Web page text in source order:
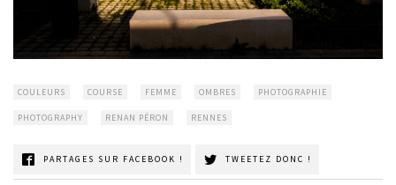
COULEURS COURSE FEMME OMBRES PHOTOGRAPHIE
PHOTOGRAPHY RENAN PÉRON RENNES
PARTAGES SUR FACEBOOK ! TWEETEZ DONC !